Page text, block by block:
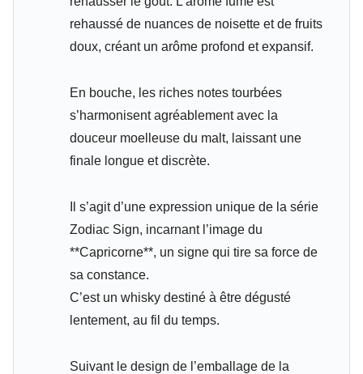
rehaussé de nuances de noisette et de fruits
doux, créant un arôme profond et expansif.
En bouche, les riches notes tourbées
s’harmonisent agréablement avec la
douceur moelleuse du malt, laissant une
finale longue et discrète.
Il s’agit d’une expression unique de la série
Zodiac Sign, incarnant l’image du
**Capricorne**, un signe qui tire sa force de
sa constance.
C’est un whisky destiné à être dégusté
lentement, au fil du temps.
Suivant le design de l’emballage de la